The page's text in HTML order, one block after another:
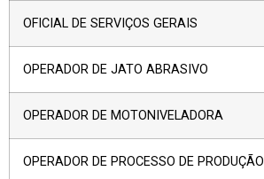
OFICIAL DE SERVIÇOS GERAIS
OPERADOR DE JATO ABRASIVO
OPERADOR DE MOTONIVELADORA
OPERADOR DE PROCESSO DE PRODUÇÃO